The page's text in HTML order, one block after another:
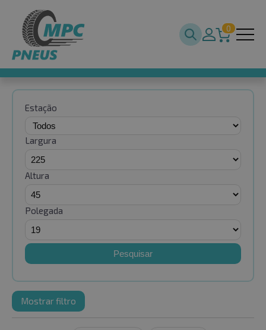
0
Estação
Largura
Altura
Polegada
Pesquisar
Mostrar filtro